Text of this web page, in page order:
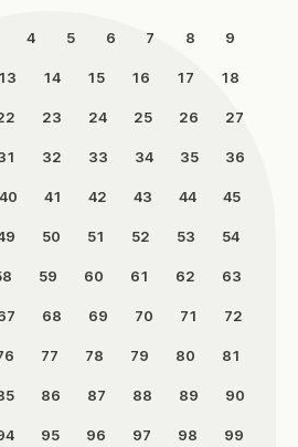
4 5 6 7 8 9
13 14 15 16 17 18
23 24 25 26 27
32 33 34 35 36
40 41 42 43 44 45
50 51 52 53 54
59 60 61 62 63
68 69 70 71 72
77 78 79 80 81
86 87 88 89 90
95 96 97 98 99